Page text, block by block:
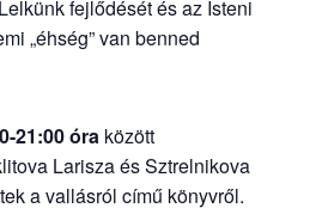
fejlődését és az Isteni
„éhség” van benned
21:00 óraközött
Larisza és Sztrelnikova
a vallásról című könyvről.